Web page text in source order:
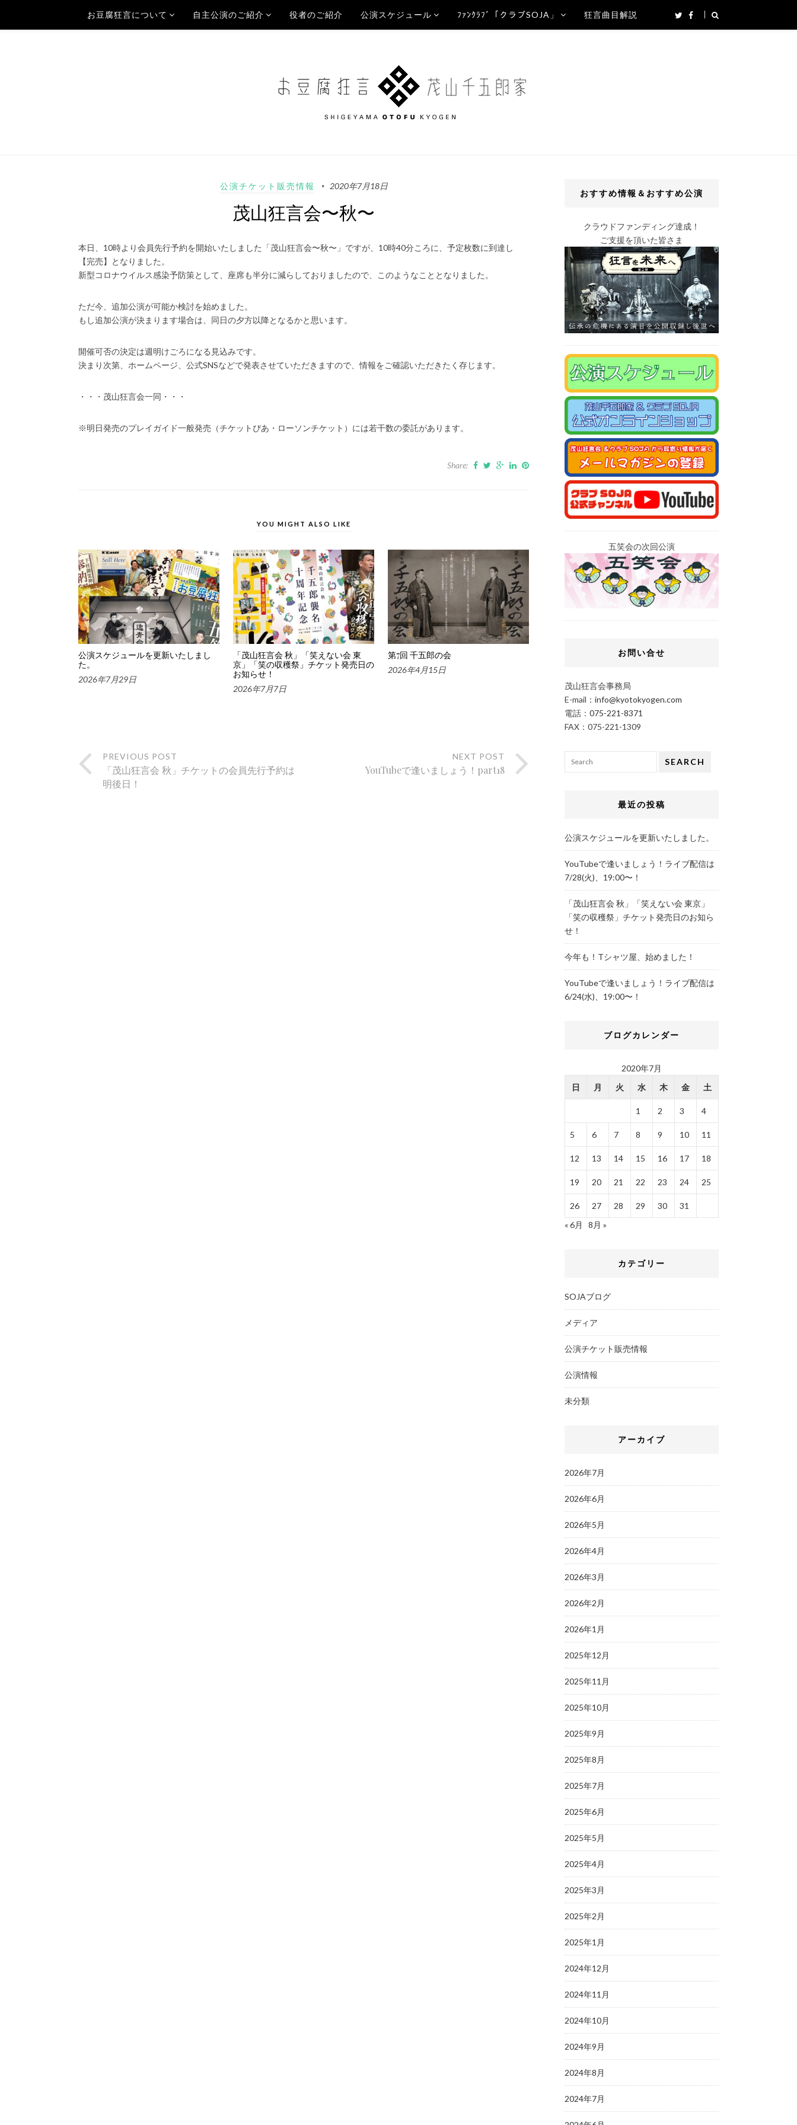
お豆腐狂言について 自主公演のご紹介 役者のご紹介 公演スケジュール ﾌｧﾝｸﾗﾌﾞ「クラブSOJA」 狂言曲目解説
公演チケット販売情報 2020年7月18日
茂山狂言会〜秋〜
本日、10時より会員先行予約を開始いたしました「茂山狂言会〜秋〜」ですが、10時40分ころに、予定枚数に到達し
【完売】となりました。
新型コロナウイルス感染予防策として、座席も半分に減らしておりましたので、このようなこととなりました。
ただ今、追加公演が可能か検討を始めました。
もし追加公演が決まります場合は、同日の夕方以降となるかと思います。
開催可否の決定は週明けごろになる見込みです。
決まり次第、ホームページ、公式SNSなどで発表させていただきますので、情報をご確認いただきたく存じます。
・・・茂山狂言会一同・・・
※明日発売のプレイガイド一般発売（チケットぴあ・ローソンチケット）には若干数の委託があります。
Share:
YOU MIGHT ALSO LIKE
公演スケジュールを更新いたしまし
た。
2026年7月29日
「茂山狂言会 秋」「笑えない会 東
京」「笑の収穫祭」チケット発売日の
お知らせ！
2026年7月7日
第7回 千五郎の会
2026年4月15日
PREVIOUS POST
「茂山狂言会 秋」チケットの会員先行予約は
明後日！
NEXT POST
YouTubeで逢いましょう！part18
おすすめ情報＆おすすめ公演
クラウドファンディング達成！
ご支援を頂いた皆さま
五笑会の次回公演
お問い合せ
茂山狂言会事務局
E-mail： info@kyotokyogen.com
電話： 075-221-8371
FAX：075-221-1309
SEARCH
最近の投稿
公演スケジュールを更新いたしました。
YouTubeで逢いましょう！ライブ配信は
7/28(火)、19:00〜！
「茂山狂言会 秋」「笑えない会 東京」
「笑の収穫祭」チケット発売日のお知ら
せ！
今年も！Tシャツ屋、始めました！
YouTubeで逢いましょう！ライブ配信は
6/24(水)、19:00〜！
ブログカレンダー
2020年7月
日
月 火 水 木 金 土
1 2 3 4
5 6 7 8 9 10 11
12 13 14 15 16 17 18
19 20 21 22 23 24 25
26 27 28 29 30
31
« 6月
8月 »
カテゴリー
SOJAブログ
メディア
公演チケット販売情報
公演情報
未分類
アーカイブ
2026年7月
2026年6月
2026年5月
2026年4月
2026年3月
2026年2月
2026年1月
2025年12月
2025年11月
2025年10月
2025年9月
2025年8月
2025年7月
2025年6月
2025年5月
2025年4月
2025年3月
2025年2月
2025年1月
2024年12月
2024年11月
2024年10月
2024年9月
2024年8月
2024年7月